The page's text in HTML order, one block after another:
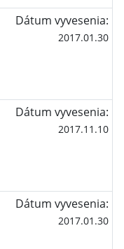
Dátum vyvesenia:
2017.01.30
Dátum vyvesenia:
2017.11.10
Dátum vyvesenia:
2017.01.30